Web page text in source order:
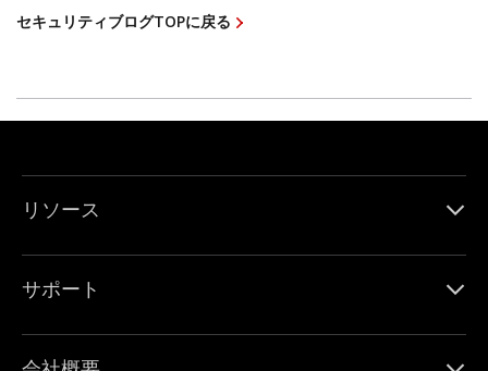
セキュリティブログTOPに戻る
リソース
サポート